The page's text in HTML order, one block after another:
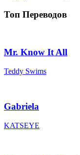
Топ Переводов
Mr. Know It All
Teddy Swims
Gabriela
KATSEYE